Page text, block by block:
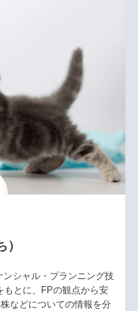
シャル・プランニング技
もとに、FPの観点から安
などについての情報を分